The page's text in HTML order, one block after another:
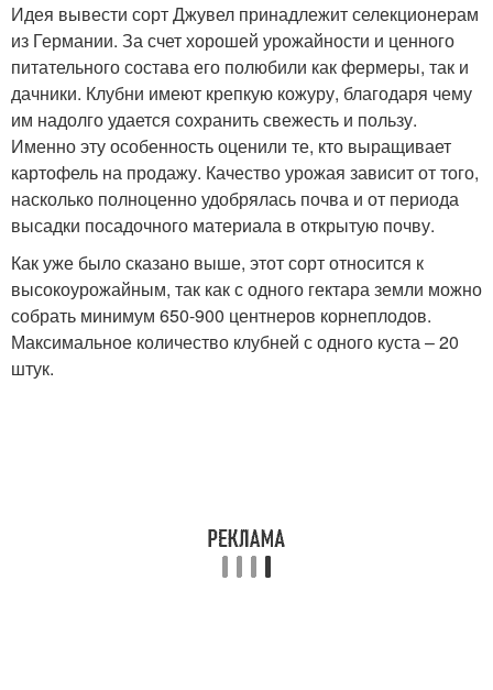
Идея вывести сорт Джувел принадлежит селекционерам
из Германии. За счет хорошей урожайности и ценного
питательного состава его полюбили как фермеры, так и
дачники. Клубни имеют крепкую кожуру, благодаря чему
им надолго удается сохранить свежесть и пользу.
Именно эту особенность оценили те, кто выращивает
картофель на продажу. Качество урожая зависит от того,
насколько полноценно удобрялась почва и от периода
высадки посадочного материала в открытую почву.
Как уже было сказано выше, этот сорт относится к
высокоурожайным, так как с одного гектара земли можно
собрать минимум 650-900 центнеров корнеплодов.
Максимальное количество клубней с одного куста – 20
штук.